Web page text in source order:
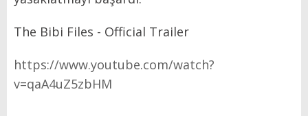
The Bibi Files - Official Trailer
https://www.youtube.com/watch?
v=qaA4uZ5zbHM